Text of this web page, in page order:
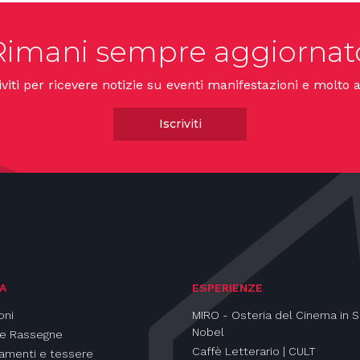
sempre
per ricevere notizie su eventi manifestazioni e molto
Iscriviti
Rassegne
e tessere
ESPERIENZE
MIRO - Osteria del Cinema in
Nobel
Caffè Letterario | CULT